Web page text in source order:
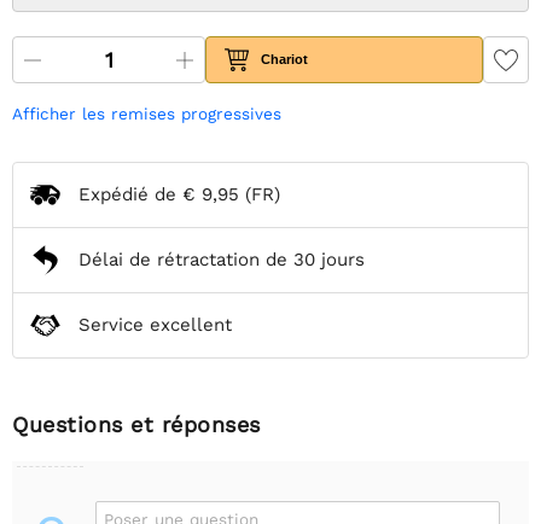
Chariot
Afficher les remises progressives
Expédié de € 9,95 (FR)
Délai de rétractation de 30 jours
Service excellent
Questions et réponses
Poser une question